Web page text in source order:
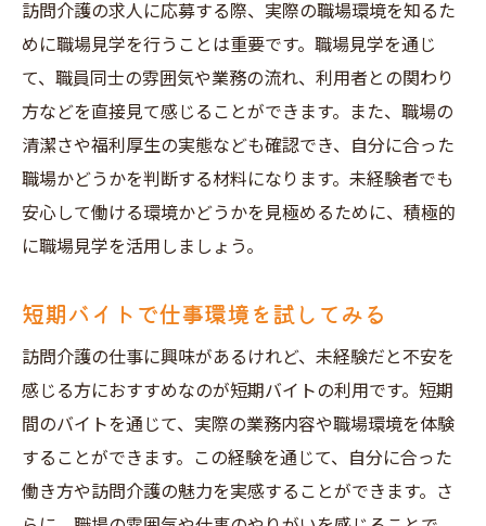
訪問介護の求人に応募する際、実際の職場環境を知るた
めに職場見学を行うことは重要です。職場見学を通じ
て、職員同士の雰囲気や業務の流れ、利用者との関わり
方などを直接見て感じることができます。また、職場の
清潔さや福利厚生の実態なども確認でき、自分に合った
職場かどうかを判断する材料になります。未経験者でも
安心して働ける環境かどうかを見極めるために、積極的
に職場見学を活用しましょう。
短期バイトで仕事環境を試してみる
訪問介護の仕事に興味があるけれど、未経験だと不安を
感じる方におすすめなのが短期バイトの利用です。短期
間のバイトを通じて、実際の業務内容や職場環境を体験
することができます。この経験を通じて、自分に合った
働き方や訪問介護の魅力を実感することができます。さ